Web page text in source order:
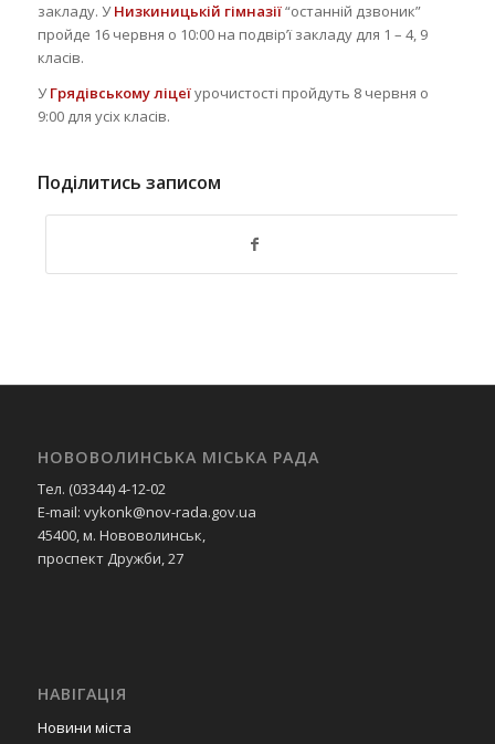
закладу. УНизкиницькій гімназії“останній дзвоник”
пройде 16 червня о 10:00 на подвір’ї закладу для 1 – 4, 9
класів.
УГрядівському ліцеїурочистості пройдуть 8 червня о
9:00 для усіх класів.
Поділитись записом
НОВОВОЛИНСЬКА МІСЬКА РАДА
Тел. (03344) 4-12-02
E-mail: vykonk@nov-rada.gov.ua
45400, м. Нововолинськ,
проспект Дружби, 27
НАВІГАЦІЯ
Новини міста